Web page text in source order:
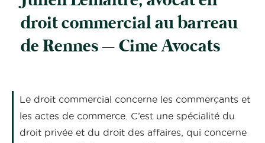
droit commercial au barreau
de Rennes – Cime Avocats
Le droit commercial concerne les commerçants et
les actes de commerce. C’est une spécialité du
droit privée et du droit des affaires, qui concerne